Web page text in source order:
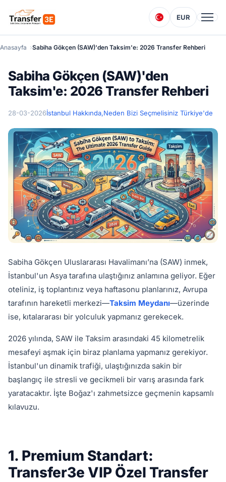
EUR
Anasayfa Sabiha Gökçen (SAW)'den Taksim'e: 2026 Transfer Rehberi
Sabiha Gökçen (SAW)'den
Taksim'e: 2026 Transfer Rehberi
28-03-2026İstanbul Hakkında,Neden Bizi Seçmelisiniz Türkiye'de
Sabiha Gökçen Uluslararası Havalimanı’na (SAW) inmek,
İstanbul'un Asya tarafına ulaştığınız anlamına geliyor. Eğer
oteliniz, iş toplantınız veya haftasonu planlarınız, Avrupa
tarafının hareketli merkezi—Taksim Meydanı—üzerinde
ise, kıtalararası bir yolculuk yapmanız gerekecek.
2026 yılında, SAW ile Taksim arasındaki 45 kilometrelik
mesafeyi aşmak için biraz planlama yapmanız gerekiyor.
İstanbul'un dinamik trafiği, ulaştığınızda sakin bir
başlangıç ile stresli ve gecikmeli bir varış arasında fark
yaratacaktır. İşte Boğaz'ı zahmetsizce geçmenin kapsamlı
kılavuzu.
1. Premium Standart:
Transfer3e VIP Özel Transfer